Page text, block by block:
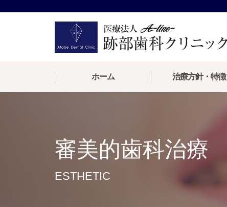
ホーム 治療方針・特徴
審美的歯科治療
ESTHETIC